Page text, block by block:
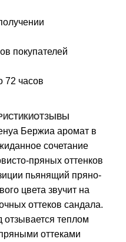
покупателей
72 часов
ОТЗЫВЫ
Бержиа аромат в
сочетание
пряных оттенков
пьянящий пряно-
цвета звучит на
оттеков сандала.
отзывается теплом
оттеками